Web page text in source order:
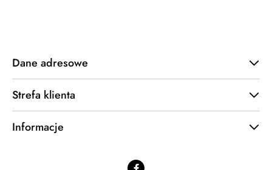
Dane adresowe
Strefa klienta
Informacje